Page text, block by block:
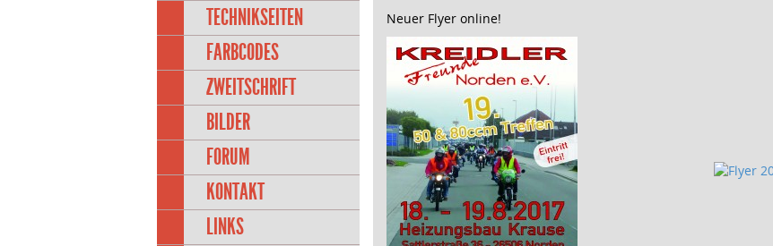
TECHNIKSEITEN
FARBCODES
ZWEITSCHRIFT
BILDER
FORUM
KONTAKT
LINKS
Neuer Flyer online!